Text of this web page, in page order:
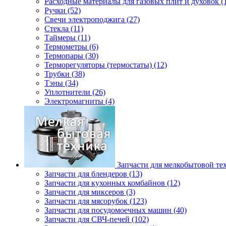
Ручки (52)
Свечи электроподжига (27)
Стекла (11)
Таймеры (11)
Термометры (6)
Термопары (30)
Терморегуляторы (термостаты) (12)
Трубки (38)
Тэны (34)
Уплотнители (26)
Электромагниты (4)
Запчасти для мелкобытовой
Запчасти для блендеров (13)
Запчасти для кухонных комбайнов (12)
Запчасти для миксеров (3)
Запчасти для мясорубок (123)
Запчасти для посудомоечных машин (40)
Запчасти для СВЧ-печей (102)